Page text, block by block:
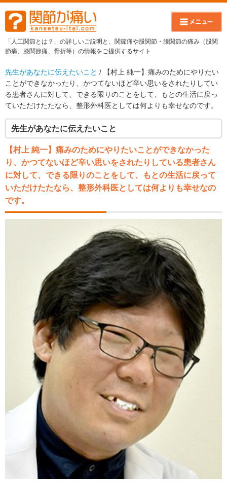
「人工関節とは？」の詳しいご説明と、関節痛や股関節・膝関節の痛み（股関
節痛、膝関節痛、骨折等）の情報をご提供するサイト
先生があなたに伝えたいこと / 【村上 純一】痛みのためにやりたい
ことができなかったり、かつてないほど辛い思いをされたりしてい
る患者さんに対して、できる限りのことをして、もとの生活に戻っ
ていただけたたなら、整形外科医としては何よりも幸せなのです。
先生があなたに伝えたいこと
【村上 純一】痛みのためにやりたいことができなかった
り、かつてないほど辛い思いをされたりしている患者さん
に対して、できる限りのことをして、もとの生活に戻って
いただけたたなら、整形外科医としては何よりも幸せなの
です。